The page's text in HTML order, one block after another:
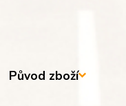
Původ zboží